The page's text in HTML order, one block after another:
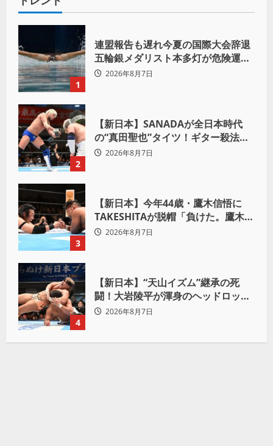
1
連盟報告も遅れ今夏の国際大会辞退
五輪銀メダリスト本多灯が危険運転
致傷で起訴
2026年8月7日
2
【新日本】SANADAが全日本時代
の“真田聖也”タイツ！ギター殺法で
Yuto-IceをKO「俺と闘う時は考え
2026年8月7日
3
【新日本】今年44歳・鷹木信悟に
TAKESHITAが脱帽「負けた。鷹木信
悟、強いわ！」
2026年8月7日
4
【新日本】“天山イズム”継承の死
闘！大岩陵平が渾身のヘッドロック
で後藤洋央紀からタップ奪取 執念の
2026年8月7日